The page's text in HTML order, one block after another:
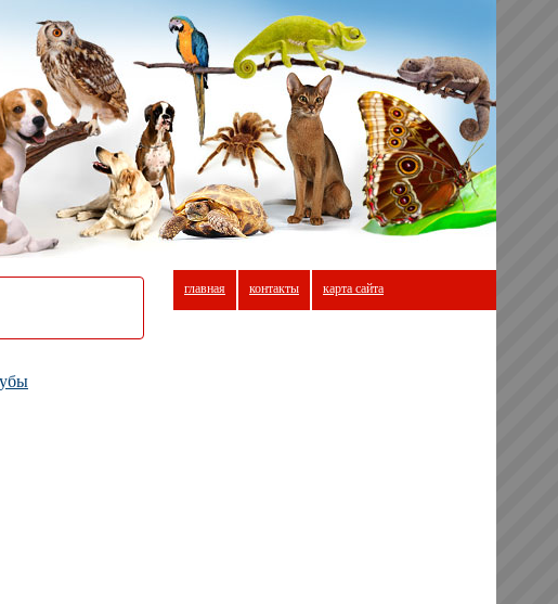
главная контакты карта сайта